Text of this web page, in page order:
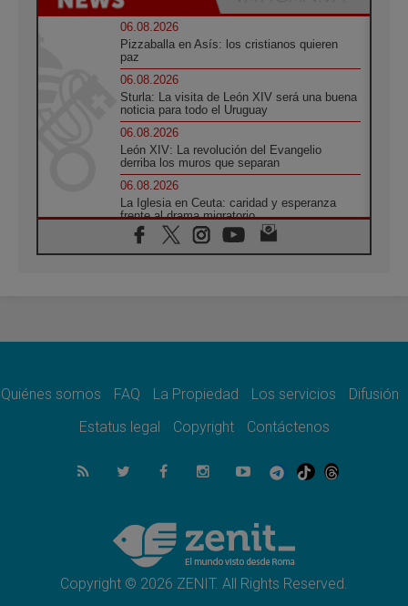
06.08.2026
Pizzaballa en Asís: los cristianos quieren
paz
06.08.2026
Sturla: La visita de León XIV será una buena
noticia para todo el Uruguay
06.08.2026
León XIV: La revolución del Evangelio
derriba los muros que separan
06.08.2026
La Iglesia en Ceuta: caridad y esperanza
frente al drama migratorio
06.08.2026
La visita del Papa a Perú será un tiempo de
06.08.2026
05.08.2026
sociedad necesita el mensaje del Evangelio
Santa María la Mayor, Makrickas: La gracia
de Dios desciende sobre el mundo
Cristianos y confucianos: Respeto y
sabiduría para afrontar los urgentes desafíos
de hoy
Quiénes somos FAQ La Propiedad Los servicios
Difusión
Estatus legal
Copyright Contáctenos
Copyright © 2026 ZENIT. All Rights Reserved.